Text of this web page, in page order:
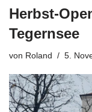
Herbst-
Tegernsee
von Roland 5.